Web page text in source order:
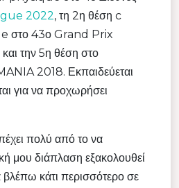
2022, τη 2η θέση c
στο 43ο Grand Prix
την 5η θέση στο
2018. Εκπαιδεύεται
για να προχωρήσει
πολύ από το να
μου διάπλαση εξακολουθεί
βλέπω κάτι περισσότερο σε